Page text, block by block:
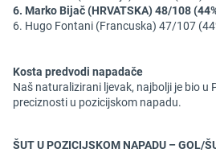
6. Marko Bijač (HRVATSKA) 48/108
6. Hugo Fontani (Francuska) 47/107
Kosta predvodi napadače
Naš naturalizirani ljevak, najbolji je bio u
preciznosti u pozicijskom napadu.
ŠUT U POZICIJSKOM NAPADU – GOL/